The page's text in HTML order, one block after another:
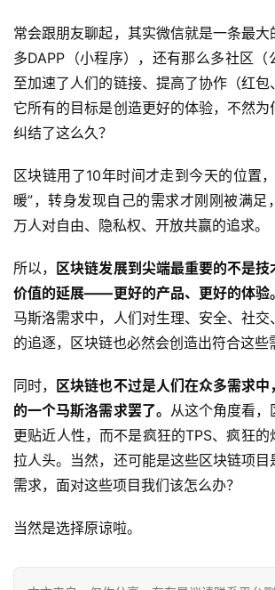
常会跟朋友聊起，其实微信就是一条最
多DAPP（小程序），还有那么多社区（
至加速了人们的链接、提高了协作（红
它所有的目标是创造更好的体验，不然
纠结了这么久？
区块链用了10年时间才走到今天的位置
暖”，转身发现自己的需求才刚刚被满足
万人对自由、隐私权、开放共赢的追求。
所以，
区块链发展到尖端最重要的不是
价值的延展——更好的产品、更好的体验。
马斯洛需求中，人们对生理、安全、社
的追逐，区块链也必然会创造出符合这些
同时，
区块链也不过是人们在众多需求
的一个马斯洛需求罢了。 从这个角度看
更贴近人性，而不是疯狂的TPS、疯狂的
拉人头。当然，还可能是这些区块链项目
需求，面对这些项目我们该怎么办？
当然是选择原谅啦。